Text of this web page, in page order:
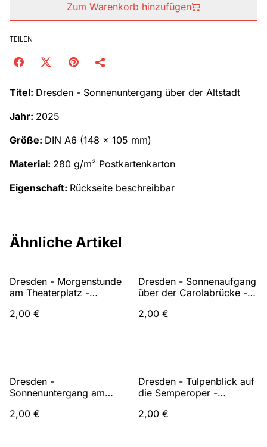
Zum Warenkorb hinzufügen
TEILEN
Titel: Dresden - Sonnenuntergang über der Altstadt
Jahr: 2025
Größe: DIN A6 (148 x 105 mm)
Material: 280 g/m² Postkartenkarton
Eigenschaft: Rückseite beschreibbar
Ähnliche Artikel
Dresden - Morgenstunde
am Theaterplatz -
2,00 €
Dresden - Sonnenaufgang
über der Carolabrücke -
2,00 €
Dresden -
Sonnenuntergang am
2,00 €
Dresden - Tulpenblick auf
die Semperoper -
2,00 €